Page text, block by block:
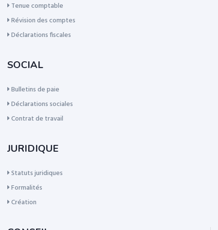
Tenue comptable
Révision des comptes
Déclarations fiscales
SOCIAL
Bulletins de paie
Déclarations sociales
Contrat de travail
JURIDIQUE
Statuts juridiques
Formalités
Création